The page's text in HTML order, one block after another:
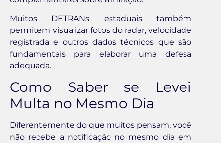
Muitos DETRANs estaduais também
permitem visualizar fotos do radar, velocidade
registrada e outros dados técnicos que são
fundamentais para elaborar uma defesa
adequada.
Como Saber se Levei
Multa no Mesmo Dia
Diferentemente do que muitos pensam, você
não recebe a notificação no mesmo dia em